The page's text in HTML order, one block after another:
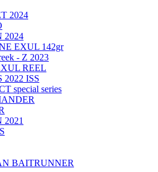
2024
2024
EXUL 142gr
- Z 2023
REEL
2022 ISS
special series
2021
BAITRUNNER